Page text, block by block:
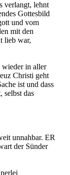
verlangt, lehnt
Gottesbild
und vom
mit den
lieb war,
wieder in aller
Christi geht
ist und dass
selbst das
unnahbar. ER
der Sünder